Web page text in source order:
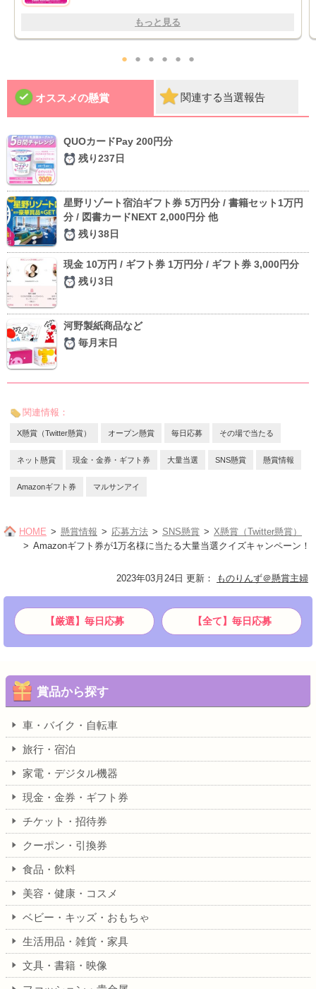
もっと見る
● ● ● ● ● ●
オススメの懸賞 関連する当選報告
QUOカードPay 200円分
残り237日
星野リゾート宿泊ギフト券 5万円分 / 書籍セット1万円
分 / 図書カードNEXT 2,000円分 他
残り38日
現金 10万円 / ギフト券 1万円分 / ギフト券 3,000円分
残り3日
河野製紙商品など
毎月末日
関連情報：
X懸賞（Twitter懸賞） オープン懸賞 毎日応募 その場で当たる
ネット懸賞 現金・金券・ギフト券 大量当選 SNS懸賞 懸賞情報
Amazonギフト券 マルサンアイ
HOME 懸賞情報 応募方法 SNS懸賞
X懸賞（Twitter懸賞）
Amazonギフト券が1万名様に当たる大量当選クイズキャンペーン！
2023年03月24日 更新 ： ものりんず＠懸賞主婦
【厳選】毎日応募 【全て】毎日応募
賞品から探す
車・バイク・自転車
旅行・宿泊
家電・デジタル機器
現金・金券・ギフト券
チケット・招待券
クーポン・引換券
食品・飲料
美容・健康・コスメ
ベビー・キッズ・おもちゃ
生活用品・雑貨・家具
文具・書籍・映像